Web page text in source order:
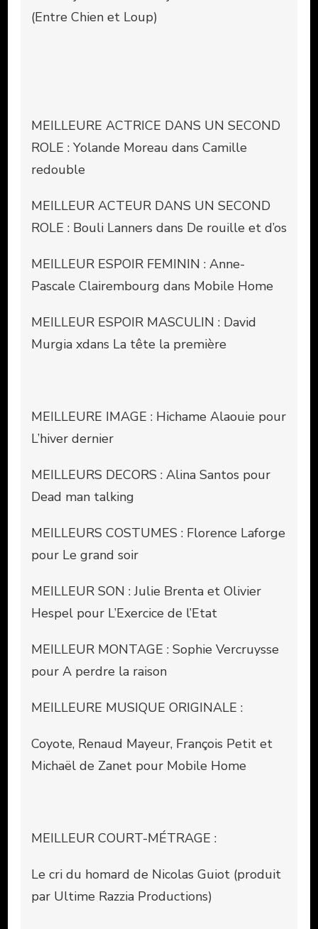
(Entre Chien et Loup)
MEILLEURE ACTRICE DANS UN SECOND
ROLE : Yolande Moreau dans Camille
redouble
MEILLEUR ACTEUR DANS UN SECOND
ROLE : Bouli Lanners dans De rouille et d’os
MEILLEUR ESPOIR FEMININ : Anne-
Pascale Clairembourg dans Mobile Home
MEILLEUR ESPOIR MASCULIN : David
Murgia xdans La tête la première
MEILLEURE IMAGE : Hichame Alaouie pour
L’hiver dernier
MEILLEURS DECORS : Alina Santos pour
Dead man talking
MEILLEURS COSTUMES : Florence Laforge
pour Le grand soir
MEILLEUR SON : Julie Brenta et Olivier
Hespel pour L’Exercice de l’Etat
MEILLEUR MONTAGE : Sophie Vercruysse
pour A perdre la raison
MEILLEURE MUSIQUE ORIGINALE :
Coyote, Renaud Mayeur, François Petit et
Michaël de Zanet pour Mobile Home
MEILLEUR COURT-MÉTRAGE :
Le cri du homard de Nicolas Guiot (produit
par Ultime Razzia Productions)